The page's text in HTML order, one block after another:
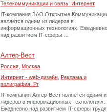
Телекоммуникации и связь. Интернет
IT-компания ЗАО Открытые
является одним из лидеров в
информационных технологиях. Ежедневно
над развитием IT-сферы …
Алтер-Вест
Россия Москва
Интернет - web-дизайн Реклама и
полиграфия. Pr
IT-компания Алтер-Вест является одним
лидеров в информационных технологиях.
Ежедневно над развитием IT-сферы